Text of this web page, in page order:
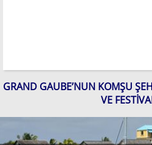
GRAND GAUBE’NUN KOMŞU
VE